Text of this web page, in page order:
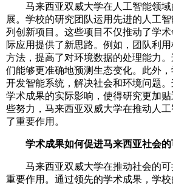
马来西亚双威大学在人工智能领域
展。学校的研究团队运用先进的人工
列创新项目。这些项目不仅推动了学
际应用提供了新思路。例如，团队利
方法，提高了对环境数据的处理能力
们能够更准确地预测生态变化。此外，
开发智能系统，解决社会和环境问题
学术成果的实际影响，使得研究更加
些努力，马来西亚双威大学在推动人
了重要作用。
学术成果如何促进马来西亚社会的
马来西亚双威大学在推动社会的可
重要作用。通过领先的学术成果，学